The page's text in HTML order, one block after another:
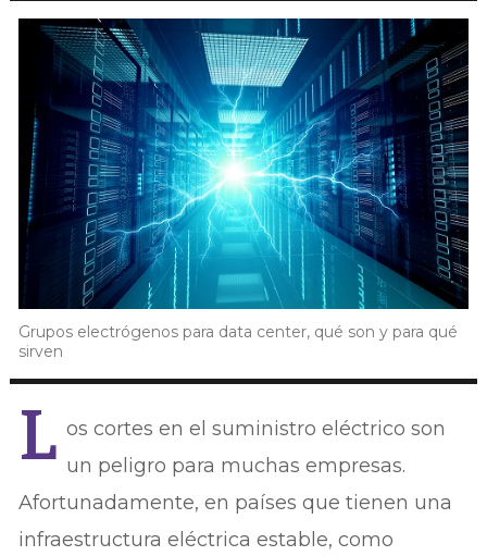
Grupos electrógenos para data center, qué son y para qué
sirven
L os cortes en el suministro eléctrico son
un peligro para muchas empresas.
Afortunadamente, en países que tienen una
infraestructura eléctrica estable, como